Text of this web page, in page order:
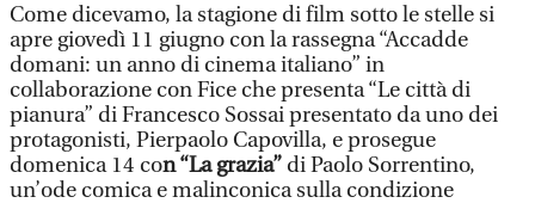
Come dicevamo, la stagione di film sotto le stelle si
apre giovedì 11 giugno con la rassegna “Accadde
domani: un anno di cinema italiano” in
collaborazione con Fice che presenta “Le città di
pianura” di Francesco Sossai presentato da uno dei
protagonisti, Pierpaolo Capovilla, e prosegue
domenica 14 con “La grazia” di Paolo Sorrentino,
un’ode comica e malinconica sulla condizione